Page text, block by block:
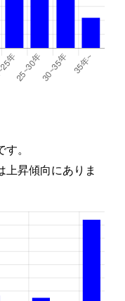
。
昇傾向にありま